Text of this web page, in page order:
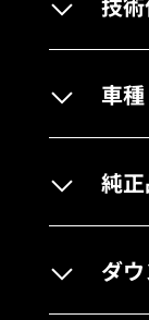
車種
純
ダ